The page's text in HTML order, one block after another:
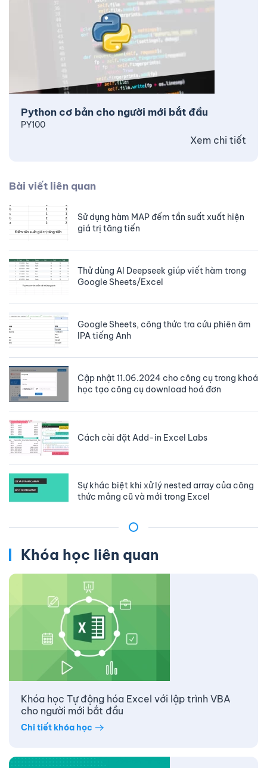
Python cơ bản cho người mới bắt đầu
PY100
Xem chi tiết
Bài viết liên quan
Sử dụng hàm MAP đếm tần suất xuất hiện
giá trị tăng tiến
Thử dùng AI Deepseek giúp viết hàm trong
Google Sheets/Excel
Google Sheets, công thức tra cứu phiên âm
IPA tiếng Anh
Cập nhật 11.06.2024 cho công cụ trong khoá
học tạo công cụ download hoá đơn
Cách cài đặt Add-in Excel Labs
Sự khác biệt khi xử lý nested array của công
thức mảng cũ và mới trong Excel
Khóa học liên quan
Khóa học Tự động hóa Excel với lập trình VBA
cho người mới bắt đầu
Chi tiết khóa học